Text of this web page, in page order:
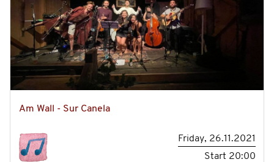
Am Wall - Sur Canela
Friday, 26.11.2021
Start 20:00